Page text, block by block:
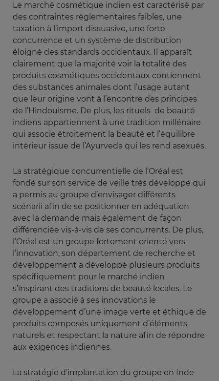
Le marché cosmétique indien est caractérisé par
des contraintes réglementaires faibles, une
taxation à l’import dissuasive, une forte
concurrence et un système de distribution
éloigné des standards occidentaux. Il apparaît
clairement que la majorité voir la totalité des
produits cosmétiques occidentaux contiennent
des substances animales dont l’usage autant
que leur origine vont à l’encontre des principes
de l’Hindouisme. De plus, les rituels de beauté
indiens appartiennent à une tradition millénaire
qui associe étroitement la beauté et l’équilibre
intérieur issue de l’Ayurveda qui les rend asexués.
La stratégique concurrentielle de l’Oréal est
fondé sur son service de veille très développé qui
a permis au groupe d’envisager différents
scénarii afin de se positionner en adéquation
avec la demande mais également de façon
différenciée vis-à-vis de ses concurrents. De plus,
l’Oréal est un groupe fortement orienté vers
l’innovation, son département de recherche et
développement a développé plusieurs produits
spécifiquement pour le marché indien
s’inspirant des traditions de beauté locales. Le
groupe a associé à ses innovations le
développement d’une image verte et éthique de
produits composés uniquement d’éléments
naturels et respectant la nature afin de répondre
aux exigences indiennes.
La stratégie d’implantation du groupe en Inde